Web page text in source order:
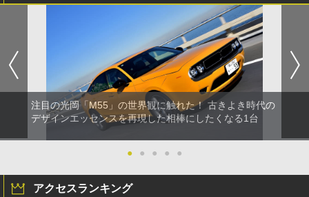
注目の光岡「M55」の世界観に触れた！ 古きよき時代の
デザインエッセンスを再現した相棒にしたくなる1台
● ● ● ● ●
アクセスランキング